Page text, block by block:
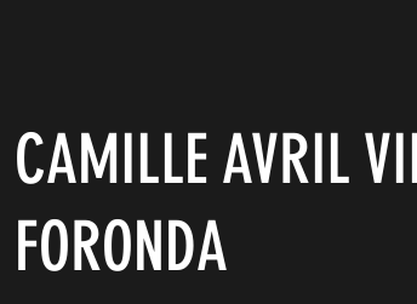
CAMILLE AVRIL
FORONDA